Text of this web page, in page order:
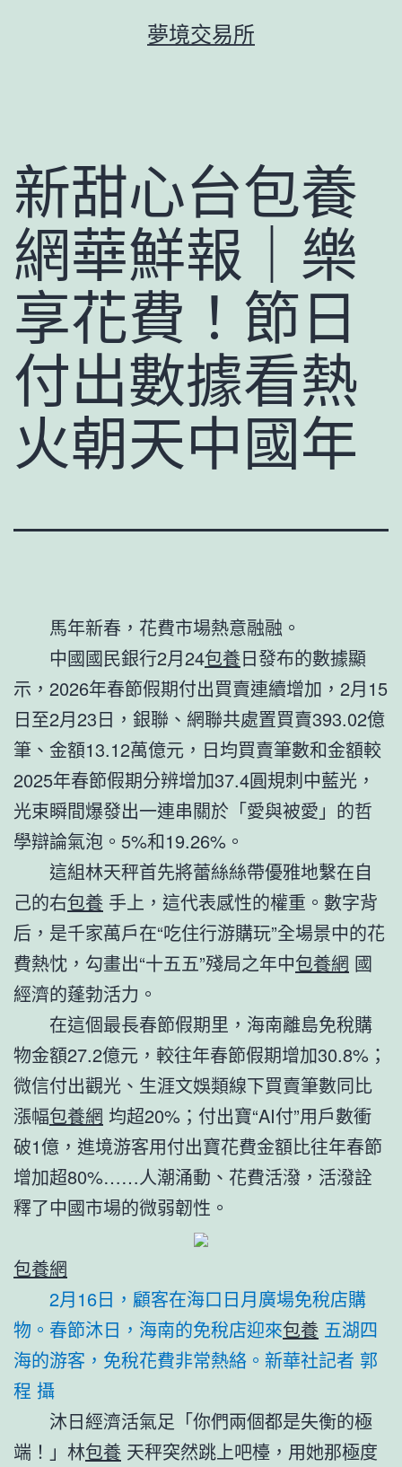
夢境交易所
新甜心台包養
網華鮮報｜樂
享花費！節日
付出數據看熱
火朝天中國年
馬年新春，花費市場熱意融融。
中國國民銀行2月24包養日發布的數據顯
示，2026年春節假期付出買賣連續增加，2月15
日至2月23日，銀聯、網聯共處置買賣393.02億
筆、金額13.12萬億元，日均買賣筆數和金額較
2025年春節假期分辨增加37.4圓規刺中藍光，
光束瞬間爆發出一連串關於「愛與被愛」的哲
學辯論氣泡。5%和19.26%。
這組林天秤首先將蕾絲絲帶優雅地繫在自
己的右包養 手上，這代表感性的權重。數字背
后，是千家萬戶在“吃住行游購玩”全場景中的花
費熱忱，勾畫出“十五五”殘局之年中包養網 國
經濟的蓬勃活力。
在這個最長春節假期里，海南離島免稅購
物金額27.2億元，較往年春節假期增加30.8%；
微信付出觀光、生涯文娛類線下買賣筆數同比
漲幅包養網 均超20%；付出寶“AI付”用戶數衝
破1億，進境游客用付出寶花費金額比往年春節
增加超80%……人潮涌動、花費活潑，活潑詮
釋了中國市場的微弱韌性。
包養網
2月16日，顧客在海口日月廣場免稅店購
物。春節沐日，海南的免稅店迎來包養 五湖四
海的游客，免稅花費非常熱絡。新華社記者 郭
程 攝
沐日經濟活氣足「你們兩個都是失衡的極
端！」林包養 天秤突然跳上吧檯，用她那極度